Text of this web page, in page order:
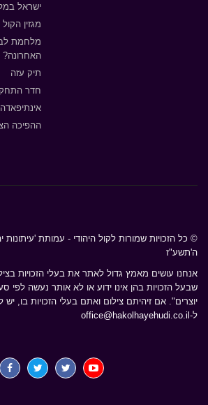
ישראל
מגזין הקול
מלחמת
האחרונה?
תיק עזה
חדר
ההפיכה
© כל הזכויות שמורות לקול היהודי - עמותת 'עיתונות
ה'תשע"ז
אנחנו עושים מאמץ גדול לאתר את בעלי הזכויות
יוצרים". אם זיהיתם צילום ואתם בעלי הזכויות בו, יש
ל-office@hakolhayehudi.co.il